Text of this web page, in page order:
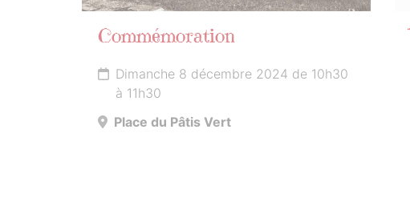
Commémoration
Dimanche 8 décembre 2024 de 10h30
à 11h30
Place du Pâtis Vert